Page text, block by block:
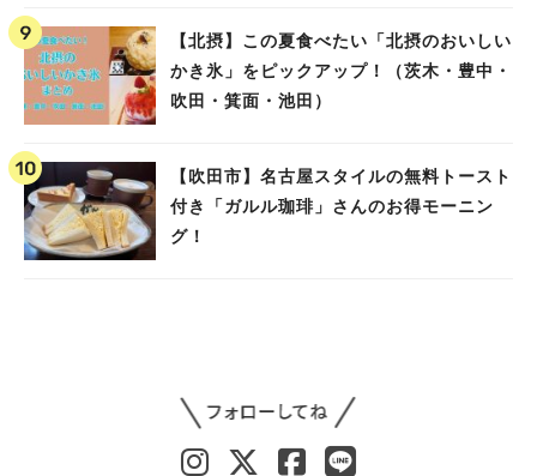
【北摂】この夏食べたい「北摂のおいしい
かき氷」をピックアップ！（茨木・豊中・
吹田・箕面・池田）
【吹田市】名古屋スタイルの無料トースト
付き「ガルル珈琲」さんのお得モーニン
グ！